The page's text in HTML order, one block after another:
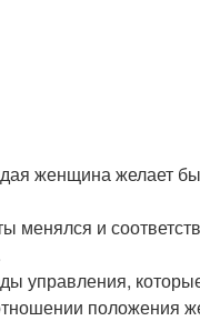
женщина желает
менялся и
управления,
положения